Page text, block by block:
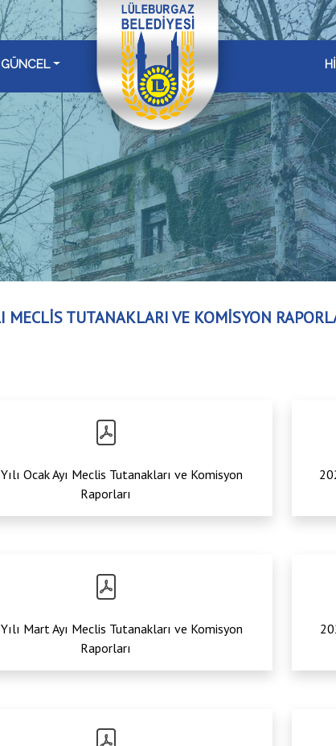
GÜNCEL
MECLİS TUTANAKLARI VE KOMİSYON
Ocak Ayı Meclis Tutanakları ve Komisyon
Raporları
Mart Ayı Meclis Tutanakları ve Komisyon
Raporları